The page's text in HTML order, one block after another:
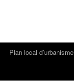
Plan local d’urbanisme